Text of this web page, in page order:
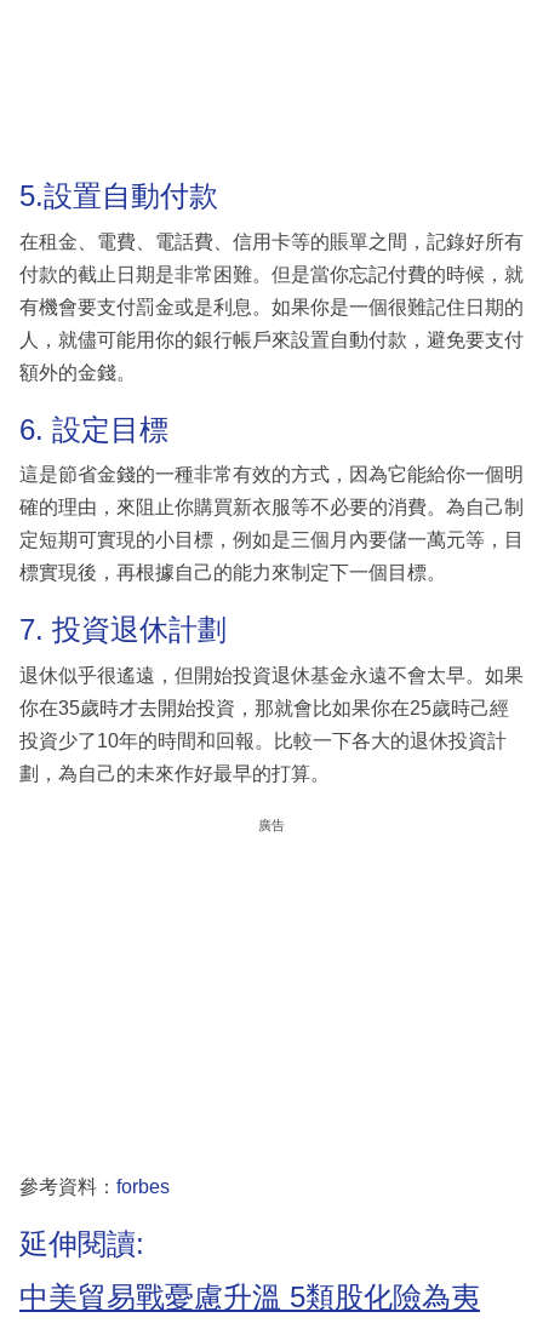
5.設置自動付款
在租金、電費、電話費、信用卡等的賬單之間，記錄好所有
付款的截止日期是非常困難。但是當你忘記付費的時候，就
有機會要支付罰金或是利息。如果你是一個很難記住日期的
人，就儘可能用你的銀行帳戶來設置自動付款，避免要支付
額外的金錢。
6. 設定目標
這是節省金錢的一種非常有效的方式，因為它能給你一個明
確的理由，來阻止你購買新衣服等不必要的消費。為自己制
定短期可實現的小目標，例如是三個月內要儲一萬元等，目
標實現後，再根據自己的能力來制定下一個目標。
7. 投資退休計劃
退休似乎很遙遠，但開始投資退休基金永遠不會太早。如果
你在35歲時才去開始投資，那就會比如果你在25歲時己經
投資少了10年的時間和回報。比較一下各大的退休投資計
劃，為自己的未來作好最早的打算。
廣告
參考資料： forbes
延伸閱讀:
中美貿易戰憂慮升溫 5類股化險為夷